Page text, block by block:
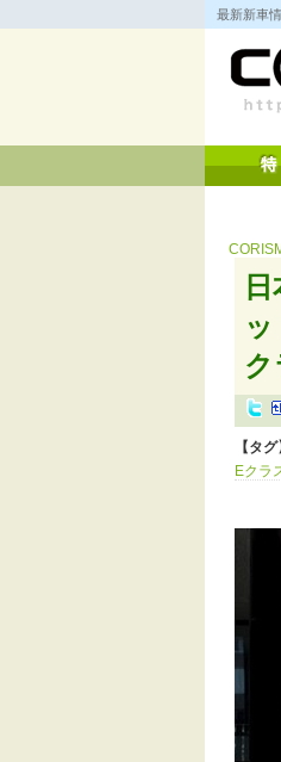
コ
ン
キ
ッ
最新新車
ク
【タグ
Eクラ